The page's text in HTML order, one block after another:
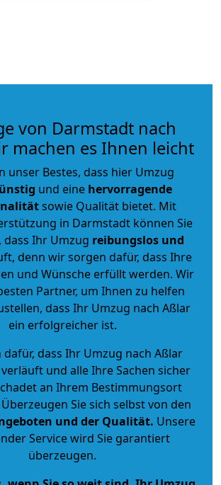
von Darmstadt nach
machen es Ihnen leicht
unser Bestes, dass hier Umzug
und eine hervorragende
sowie Qualität bietet. Mit
in Darmstadt können Sie
dass Ihr Umzug reibungslos und
denn wir sorgen dafür, dass Ihre
und Wünsche erfüllt werden. Wir
Partner, um Ihnen zu helfen
dass Ihr Umzug nach Aßlar
ein erfolgreicher ist.
dass Ihr Umzug nach Aßlar
und alle Ihre Sachen sicher
an Ihrem Bestimmungsort
Sie sich selbst von den
und der Qualität. Unsere
Service wird Sie garantiert
überzeugen.